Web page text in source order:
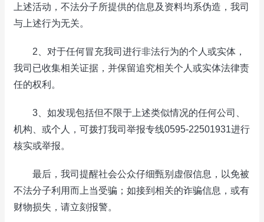
上述活动，不法分子所提供的信息及资料均系伪造，我司
与上述行为无关。
2、对于任何冒充我司进行非法行为的个人或实体，
我司已收集相关证据，并保留追究相关个人或实体法律责
任的权利。
3、如发现包括但不限于上述类似情况的任何公司、
机构、或个人，可拨打我司举报专线0595-22501931进行
核实或举报。
最后，我司提醒社会公众仔细甄别虚假信息，以免被
不法分子利用而上当受骗；如接到相关的诈骗信息，或有
财物损失，请立刻报警。